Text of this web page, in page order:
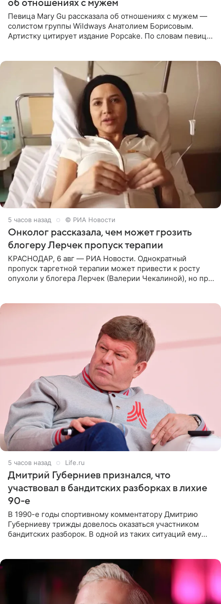
об отношениях с мужем
Певица Mary Gu рассказала об отношениях с мужем —
солистом группы Wildways Анатолием Борисовым.
Артистку цитирует издание Popcake. По словам певицы,
5 часов назад © РИА Новости
Онколог рассказала, чем может грозить
блогеру Лерчек пропуск терапии
КРАСНОДАР, 6 авг — РИА Новости. Однократный
пропуск таргетной терапии может привести к росту
опухоли у блогера Лерчек (Валерии Чекалиной), но при
5 часов назад Life.ru
Дмитрий Губерниев признался, что
участвовал в бандитских разборках в лихие
90-е
В 1990-е годы спортивному комментатору Дмитрию
Губерниеву трижды довелось оказаться участником
бандитских разборок. В одной из таких ситуаций ему